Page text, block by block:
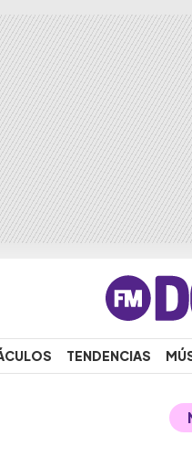
TENDENCIAS